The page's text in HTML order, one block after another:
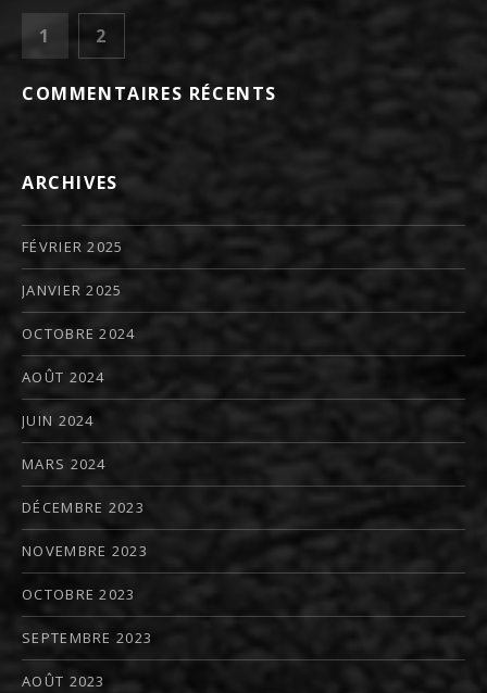
PAGINATION DES PUBLICATIONS
PAGE
1 PAGE
2
COMMENTAIRES RÉCENTS
ARCHIVES
FÉVRIER 2025
JANVIER 2025
OCTOBRE 2024
AOÛT 2024
JUIN 2024
MARS 2024
DÉCEMBRE 2023
NOVEMBRE 2023
OCTOBRE 2023
SEPTEMBRE 2023
AOÛT 2023